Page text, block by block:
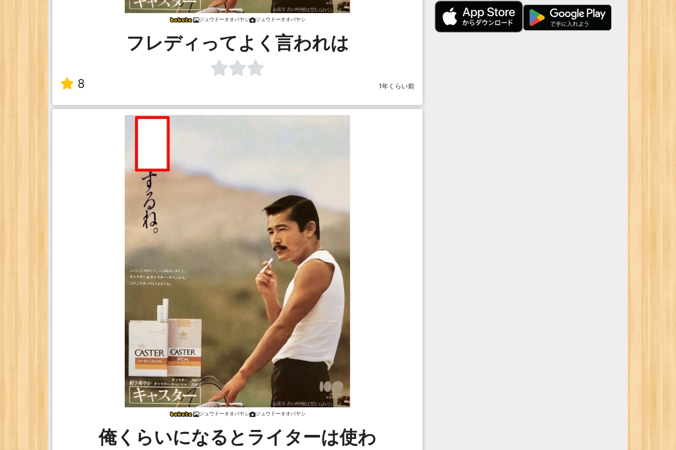
ジュウドーオオバヤシ ジュウドーオオバヤシ
フレディってよく言われは
8 1年くらい前
ジュウドーオオバヤシ ジュウドーオオバヤシ
俺くらいになるとライターは使わ